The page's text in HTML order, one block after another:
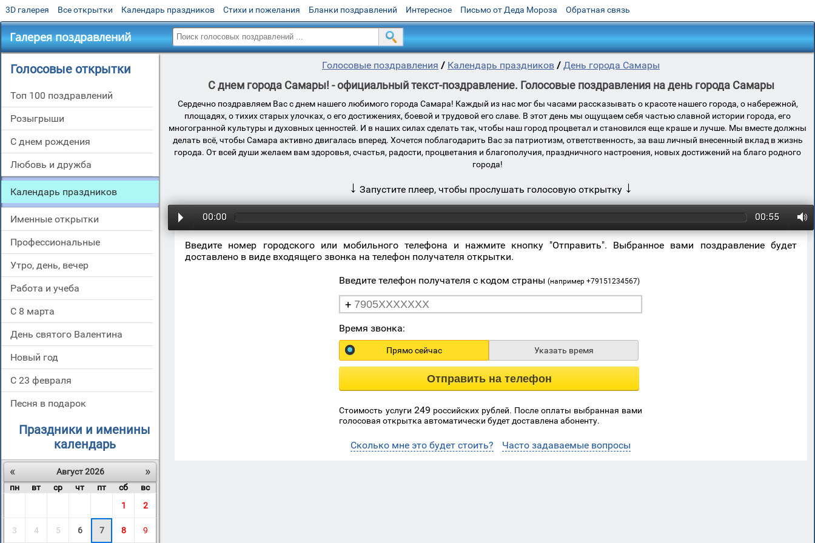
3D галерея Все открытки Календарь праздников Стихи и пожелания Бланки поздравлений Интересное Письмо от Деда Мороза Обратная связь
Галерея поздравлений
Голосовые открытки
Топ 100 поздравлений
Розыгрыши
С днем рождения
Любовь и дружба
Календарь праздников
Именные открытки
Профессиональные
Утро, день, вечер
Работа и учеба
С 8 марта
День святого Валентина
Новый год
С 23 февраля
Песня в подарок
Праздники и именины
календарь
«
»
Август 2026
пн
вт ср чт пт сб
вс
1
2
3 4 5 6 7 8 9
Голосовые поздравления / Календарь праздников / День города Самары
С днем города Самары! - официальный текст-поздравление. Голосовые поздравления на день города Самары
Сердечно поздравляем Вас с днем нашего любимого города Самара! Каждый из нас мог бы часами рассказывать о красоте нашего города, о набережной,
площадях, о тихих старых улочках, о его достижениях, боевой и трудовой его славе. В этот день мы ощущаем себя частью славной истории города, его
многогранной культуры и духовных ценностей. И в наших силах сделать так, чтобы наш город процветал и становился еще краше и лучше. Мы вместе должны
делать всё, чтобы Самара активно двигалась вперед. Хочется поблагодарить Вас за патриотизм, ответственность, за ваш личный внесенный вклад в жизнь
города. От всей души желаем вам здоровья, счастья, радости, процветания и благополучия, праздничного настроения, новых достижений на благо родного
города!
↓ Запустите плеер, чтобы прослушать голосовую открытку ↓
00:00 00:55
Введите номер городского или мобильного телефона и нажмите кнопку "Отправить". Выбранное вами поздравление будет
доставлено в виде входящего звонка на телефон получателя открытки.
Введите телефон получателя с кодом страны(например +79151234567)
+
Время звонка:
Прямо сейчас Указать время
Отправить на телефон
Стоимость услуги 249 российских рублей. После оплаты выбранная вами
голосовая открытка автоматически будет доставлена абоненту.
Сколько мне это будет стоить? Часто задаваемые вопросы